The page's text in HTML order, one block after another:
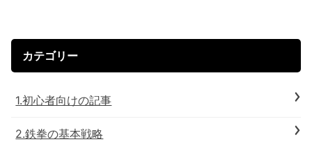
カテゴリー
1.初心者向けの記事
2.鉄拳の基本戦略